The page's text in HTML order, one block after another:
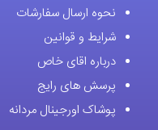
نحوه ارسال سفارشات
شرایط و قوانین
درباره اقای خاص
پرسش های رایج
پوشاک اورجینال مردانه